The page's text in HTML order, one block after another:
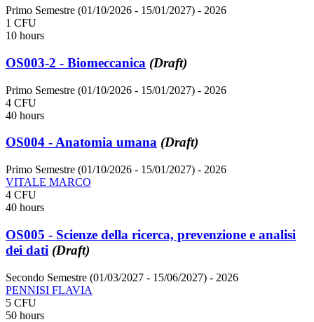
Primo Semestre (01/10/2026 - 15/01/2027) - 2026
1 CFU
10 hours
OS003-2 - Biomeccanica (Draft)
Primo Semestre (01/10/2026 - 15/01/2027) - 2026
4 CFU
40 hours
OS004 - Anatomia umana (Draft)
Primo Semestre (01/10/2026 - 15/01/2027) - 2026
VITALE MARCO
4 CFU
40 hours
OS005 - Scienze della ricerca, prevenzione e analisi
dei dati (Draft)
Secondo Semestre (01/03/2027 - 15/06/2027) - 2026
PENNISI FLAVIA
5 CFU
50 hours